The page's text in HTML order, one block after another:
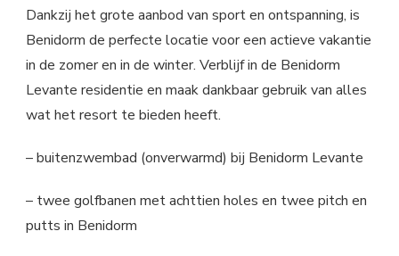
Dankzij het grote aanbod van sport en ontspanning, is
Benidorm de perfecte locatie voor een actieve vakantie
in de zomer en in de winter. Verblijf in de Benidorm
Levante residentie en maak dankbaar gebruik van alles
wat het resort te bieden heeft.
– buitenzwembad (onverwarmd) bij Benidorm Levante
– twee golfbanen met achttien holes en twee pitch en
putts in Benidorm